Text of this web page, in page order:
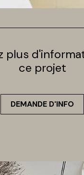
plus
ce projet
DEMANDE D'INFO